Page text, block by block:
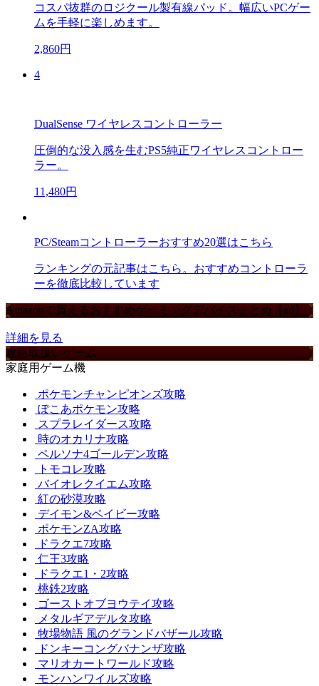
コスパ抜群のロジクール製有線パッド。幅広いPCゲー
ムを手軽に楽しめます。
2,860円
4
DualSense ワイヤレスコントローラー
圧倒的な没入感を生むPS5純正ワイヤレスコントロー
ラー。
11,480円
PC/Steamコントローラーおすすめ20選はこちら
ランキングの元記事はこちら。おすすめコントローラ
ーを徹底比較しています
Amazonで買えるおすすめゲーミングデバイスまとめ【ad】
詳細を見る
攻略取扱いゲーム
家庭用ゲーム機
ポケモンチャンピオンズ攻略
ぽこあポケモン攻略
スプラレイダース攻略
時のオカリナ攻略
ペルソナ4ゴールデン攻略
トモコレ攻略
バイオレクイエム攻略
紅の砂漠攻略
デイモン&ベイビー攻略
ポケモンZA攻略
ドラクエ7攻略
仁王3攻略
ドラクエ1・2攻略
桃鉄2攻略
ゴーストオブヨウテイ攻略
メタルギアデルタ攻略
牧場物語 風のグランドバザール攻略
ドンキーコングバナンザ攻略
マリオカートワールド攻略
モンハンワイルズ攻略